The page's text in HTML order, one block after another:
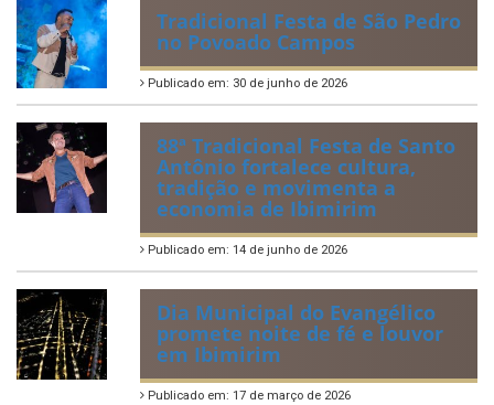
Tradicional Festa de São Pedro
no Povoado Campos
Publicado em: 30 de junho de 2026
88ª Tradicional Festa de Santo
Antônio fortalece cultura,
tradição e movimenta a
economia de Ibimirim
Publicado em: 14 de junho de 2026
Dia Municipal do Evangélico
promete noite de fé e louvor
em Ibimirim
Publicado em: 17 de março de 2026